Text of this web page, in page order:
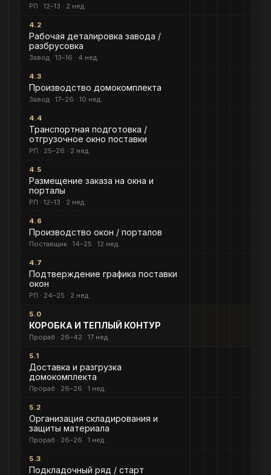
РП · 12–13 · 2 нед.
4.2
Рабочая деталировка завода /
разбрусовка
Завод · 13–16 · 4 нед.
4.3
Производство домокомплекта
Завод · 17–26 · 10 нед.
4.4
Транспортная подготовка /
отгрузочное окно поставки
РП · 25–26 · 2 нед.
4.5
Размещение заказа на окна и
порталы
РП · 12–13 · 2 нед.
4.6
Производство окон / порталов
Поставщик · 14–25 · 12 нед.
4.7
Подтверждение графика поставки
окон
РП · 24–25 · 2 нед.
5.0
КОРОБКА И ТЕПЛЫЙ КОНТУР
Прораб · 26–42 · 17 нед.
5.1
Доставка и разгрузка
домокомплекта
Прораб · 26–26 · 1 нед.
5.2
Организация складирования и
защиты материала
Прораб · 26–26 · 1 нед.
5.3
Подкладочный ряд / старт